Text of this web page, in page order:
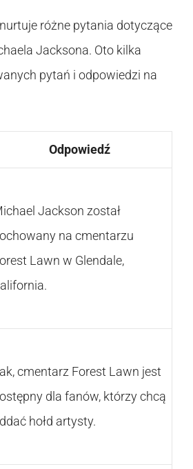
różne pytania dotyczące
Jacksona. Oto kilka
pytań i odpowiedzi na
Odpowiedź
Jackson został
na cmentarzu
Lawn w Glendale,
cmentarz Forest Lawn jest
dla fanów, którzy chcą
hołd artysty.